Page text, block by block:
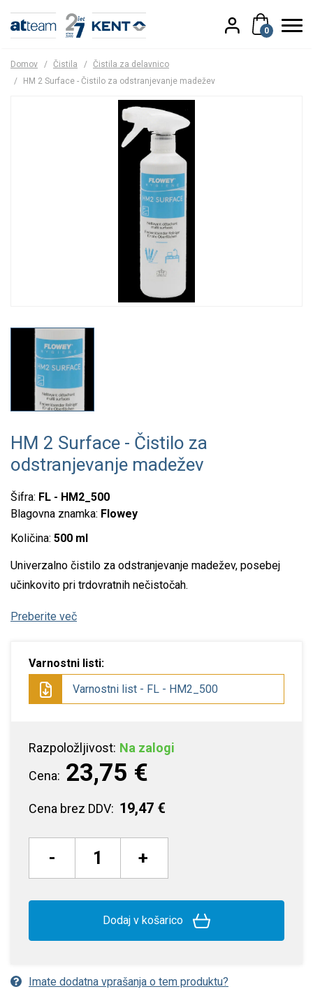
0
Domov / Čistila / Čistila za delavnico
/
HM 2 Surface - Čistilo za odstranjevanje madežev
HM 2 Surface - Čistilo za
odstranjevanje madežev
Šifra: FL - HM2_500
Blagovna znamka: Flowey
Količina: 500 ml
Univerzalno čistilo za odstranjevanje madežev, posebej
učinkovito pri trdovratnih nečistočah.
Preberite več
Varnostni listi:
Varnostni list - FL - HM2_500
Razpoložljivost: Na zalogi
Cena: 23,75 €
Cena brez DDV: 19,47 €
- +
Dodaj v košarico
Imate dodatna vprašanja o tem produktu?